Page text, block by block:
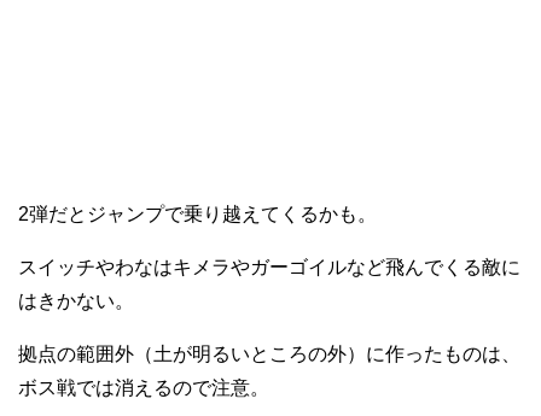
2弾だとジャンプで乗り越えてくるかも。
スイッチやわなはキメラやガーゴイルなど飛んでくる敵に
はきかない。
拠点の範囲外（土が明るいところの外）に作ったものは、
ボス戦では消えるので注意。